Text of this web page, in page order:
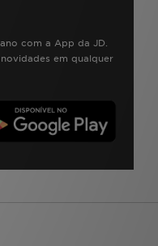
com a App da JD.
em qualquer